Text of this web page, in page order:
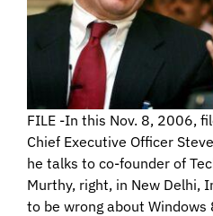
FILE -In this Nov. 8, 2006,
Chief Executive Officer
he talks to co-founder of
Murthy, right, in New Delhi,
to be wrong about